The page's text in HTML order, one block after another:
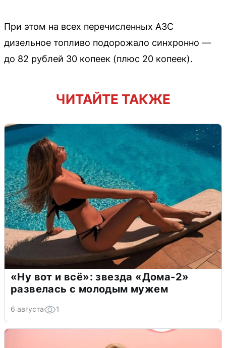
При этом на всех перечисленных АЗС
дизельное топливо подорожало синхронно —
до 82 рублей 30 копеек (плюс 20 копеек).
ЧИТАЙТЕ ТАКЖЕ
«Ну вот и всё»: звезда «Дома-2»
развелась с молодым мужем
6 августа 1